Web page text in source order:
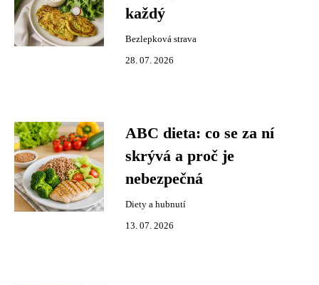
každý
Bezlepková strava
28. 07. 2026
ABC dieta: co se za ní
skrývá a proč je
nebezpečná
Diety a hubnutí
13. 07. 2026